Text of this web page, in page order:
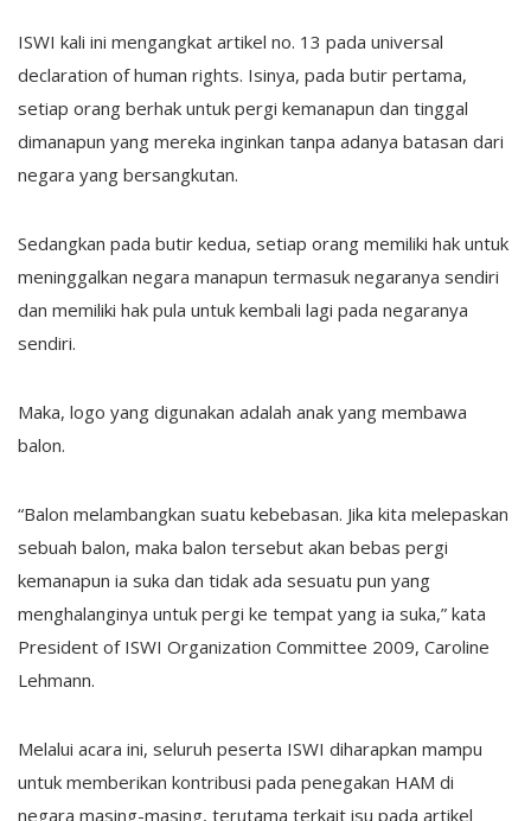
ISWI kali ini mengangkat artikel no. 13 pada universal
declaration of human rights. Isinya, pada butir pertama,
setiap orang berhak untuk pergi kemanapun dan tinggal
dimanapun yang mereka inginkan tanpa adanya batasan dari
negara yang bersangkutan.
Sedangkan pada butir kedua, setiap orang memiliki hak untuk
meninggalkan negara manapun termasuk negaranya sendiri
dan memiliki hak pula untuk kembali lagi pada negaranya
sendiri.
Maka, logo yang digunakan adalah anak yang membawa
balon.
“Balon melambangkan suatu kebebasan. Jika kita melepaskan
sebuah balon, maka balon tersebut akan bebas pergi
kemanapun ia suka dan tidak ada sesuatu pun yang
menghalanginya untuk pergi ke tempat yang ia suka,” kata
President of ISWI Organization Committee 2009, Caroline
Lehmann.
Melalui acara ini, seluruh peserta ISWI diharapkan mampu
untuk memberikan kontribusi pada penegakan HAM di
negara masing-masing, terutama terkait isu pada artikel